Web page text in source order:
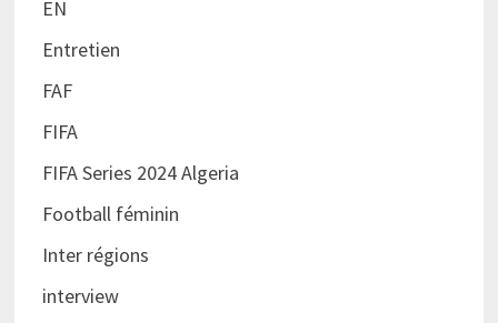
EN
Entretien
FAF
FIFA
FIFA Series 2024 Algeria
Football féminin
Inter régions
interview